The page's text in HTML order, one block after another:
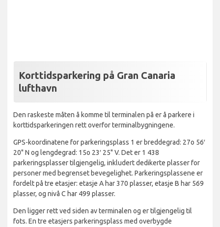
Korttidsparkering på Gran Canaria
lufthavn
Den raskeste måten å komme til terminalen på er å parkere i
korttidsparkeringen rett overfor terminalbygningene.
GPS-koordinatene for parkeringsplass 1 er breddegrad: 27o 56′
20" N og lengdegrad: 15o 23′ 25" V. Det er 1 438
parkeringsplasser tilgjengelig, inkludert dedikerte plasser for
personer med begrenset bevegelighet. Parkeringsplassene er
fordelt på tre etasjer: etasje A har 370 plasser, etasje B har 569
plasser, og nivå C har 499 plasser.
Den ligger rett ved siden av terminalen og er tilgjengelig til
fots. En tre etasjers parkeringsplass med overbygde